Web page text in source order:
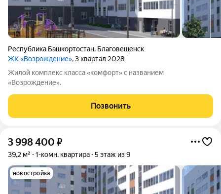
Республика Башкортостан, Благовещенск
ЖК «Возрождение», 3 квартал 2028
Жилой комплекс класса «комфорт» с названием
«Возрождение».
Позвонить
3 998 400 ₽
39,2 м² 1-комн. квартира 5 этаж из 9
новостройка